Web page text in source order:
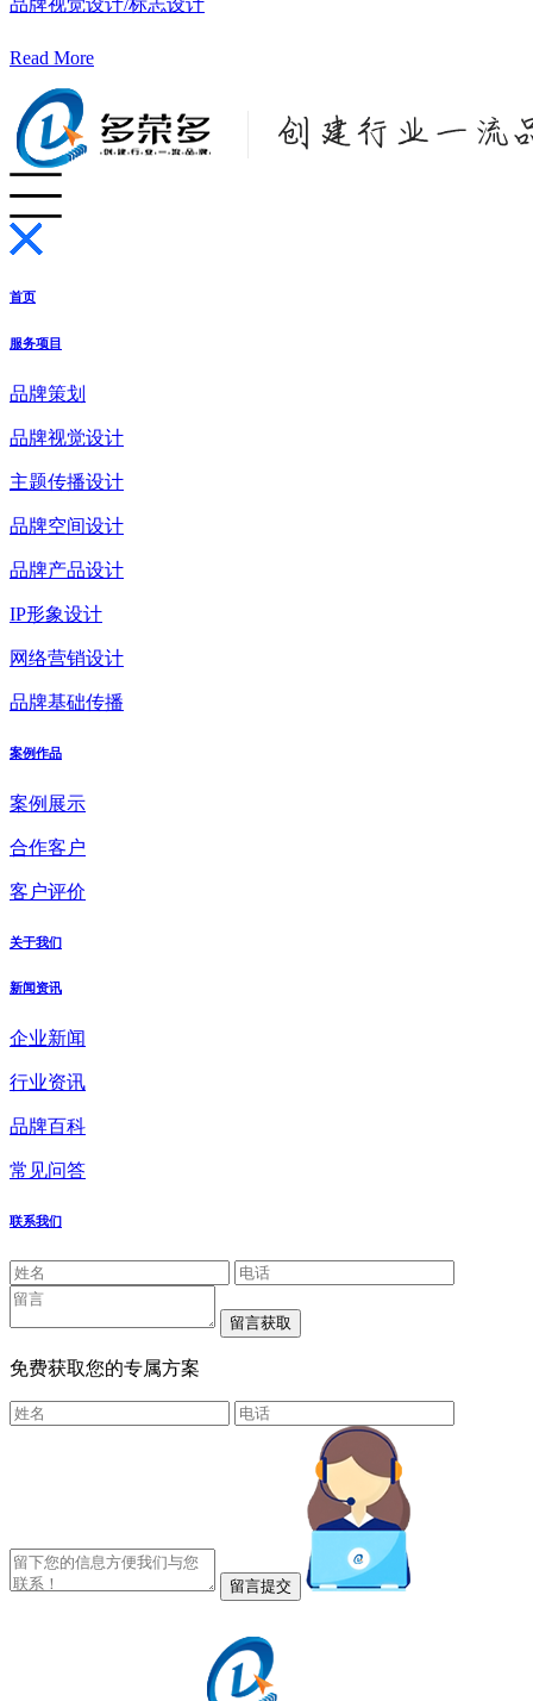
Read More
首页
服务项目
品牌策划
品牌视觉设计
主题传播设计
品牌空间设计
品牌产品设计
IP形象设计
网络营销设计
品牌基础传播
案例作品
案例展示
合作客户
客户评价
关于我们
新闻资讯
企业新闻
行业资讯
品牌百科
常见问答
联系我们
免费获取您的专属方案